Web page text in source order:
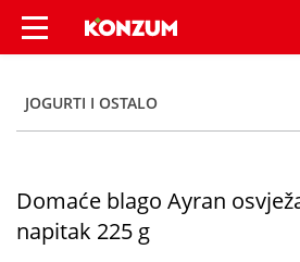
Domaće blago Ayran
JOGURTI I OSTALO
Domaće blago Ayran
napitak 225 g